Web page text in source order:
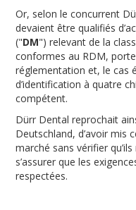
Or, selon le concurrent
devaient être qualifiés
("DM") relevant de la
conformes au RDM,
réglementation et, le cas
d’identification à quatre
compétent.
Dürr Dental reprochait
Deutschland, d’avoir mis
marché sans vérifier
s’assurer que les
respectées.